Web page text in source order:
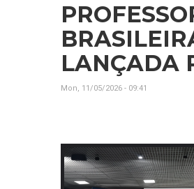
LANÇADA
Mon, 11/05/2026 - 09:41